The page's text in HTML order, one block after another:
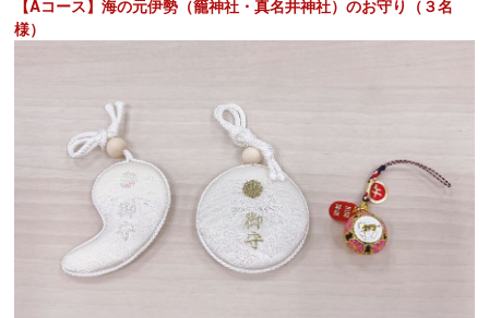
【Aコース】海の元伊勢（籠神社・真名井神社）のお守り（３名
様）